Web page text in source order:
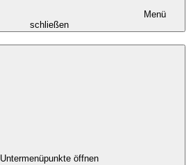
Menü
schließen
Untermenüpunkte öffnen